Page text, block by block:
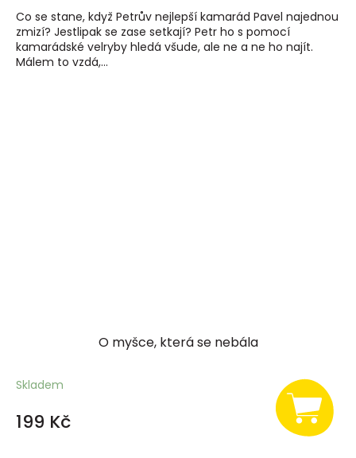
Co se stane, když Petrův nejlepší kamarád Pavel najednou
zmizí? Jestlipak se zase setkají? Petr ho s pomocí
kamarádské velryby hledá všude, ale ne a ne ho najít.
Málem to vzdá,...
O myšce, která se nebála
Skladem
199 Kč